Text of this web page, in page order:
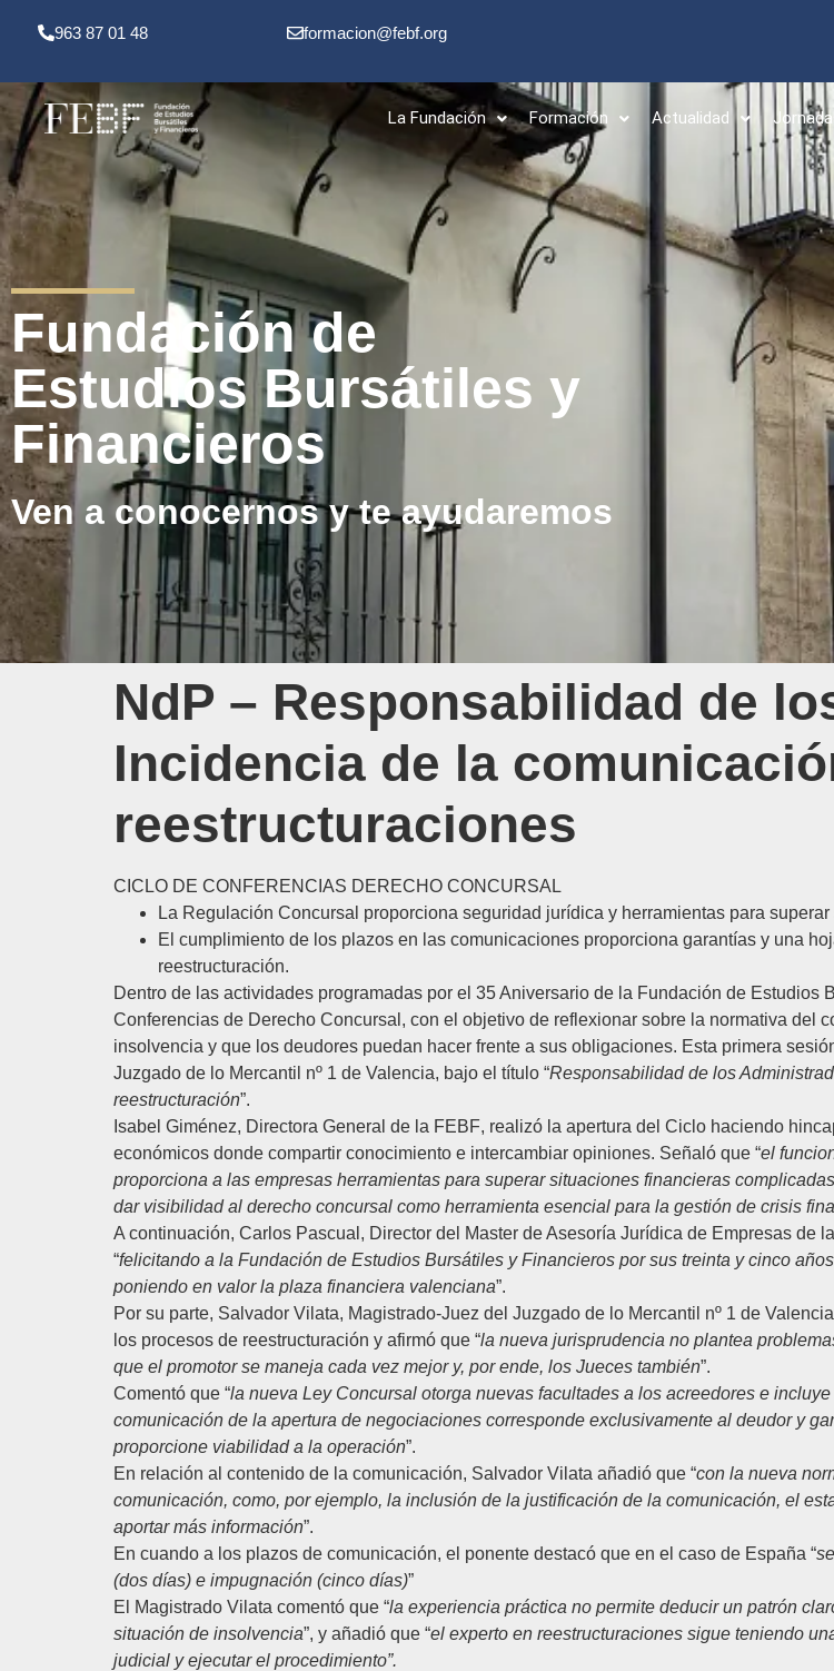
963 87 01 48 formacion@febf.org
La Fundación Formación Actualidad
Fundación de
Estudios Bursátiles y
Financieros
Ven a conocernos y te ayudaremos
NdP – Responsabilidad de
Incidencia de la
reestructuraciones
CICLO DE CONFERENCIAS DERECHO CONCURSAL
La Regulación Concursal proporciona seguridad jurídica y herramientas para
El cumplimiento de los plazos en las comunicaciones proporciona garantías y una
reestructuración.
Dentro de las actividades programadas por el 35 Aniversario de la Fundación de Estudios
Conferencias de Derecho Concursal , con el objetivo de reflexionar sobre la normativa del
insolvencia y que los deudores puedan hacer frente a sus obligaciones. Esta primera
Juzgado de lo Mercantil nº 1 de Valencia, bajo el título “Responsabilidad de los
reestructuración”.
Isabel Giménez, Directora General de la FEBF, realizó la apertura del Ciclo haciendo
económicos donde compartir conocimiento e intercambiar opiniones. Señaló que “el
proporciona a las empresas herramientas para superar situaciones financieras
dar visibilidad al derecho concursal como herramienta esencial para la gestión de crisis
A continuación, Carlos Pascual , Director del Master de Asesoría Jurídica de Empresas de
“felicitando a la Fundación de Estudios Bursátiles y Financieros por sus treinta y cinco
poniendo en valor la plaza financiera valenciana”.
Por su parte, Salvador Vilata, Magistrado-Juez del Juzgado de lo Mercantil nº 1 de
los procesos de reestructuración y afirmó que “la nueva jurisprudencia no plantea
que el promotor se maneja cada vez mejor y, por ende, los Jueces también”.
Comentó que “la nueva Ley Concursal otorga nuevas facultades a los acreedores e
comunicación de la apertura de negociaciones corresponde exclusivamente al deudor y
proporcione viabilidad a la operación”.
En relación al contenido de la comunicación, Salvador Vilata añadió que “con la nueva
comunicación, como, por ejemplo, la inclusión de la justificación de la comunicación, el
aportar más información”.
En cuando a los plazos de comunicación, el ponente destacó que en el caso de España “
(dos días) e impugnación (cinco días)”
El Magistrado Vilata comentó que “la experiencia práctica no permite deducir un patrón
situación de insolvencia”, y añadió que “el experto en reestructuraciones sigue teniendo
judicial y ejecutar el procedimiento”.